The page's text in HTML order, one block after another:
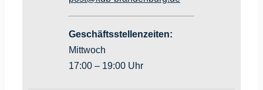
Geschäftsstellenzeiten:
Mittwoch
17:00 – 19:00 Uhr